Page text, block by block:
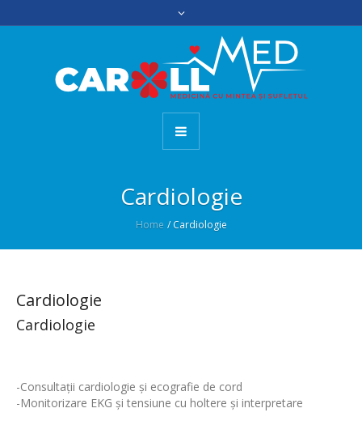
Cardiologie
Home /Cardiologie
Cardiologie
Cardiologie
-Consultații cardiologie și ecografie de cord
-Monitorizare EKG și tensiune cu holtere și interpretare